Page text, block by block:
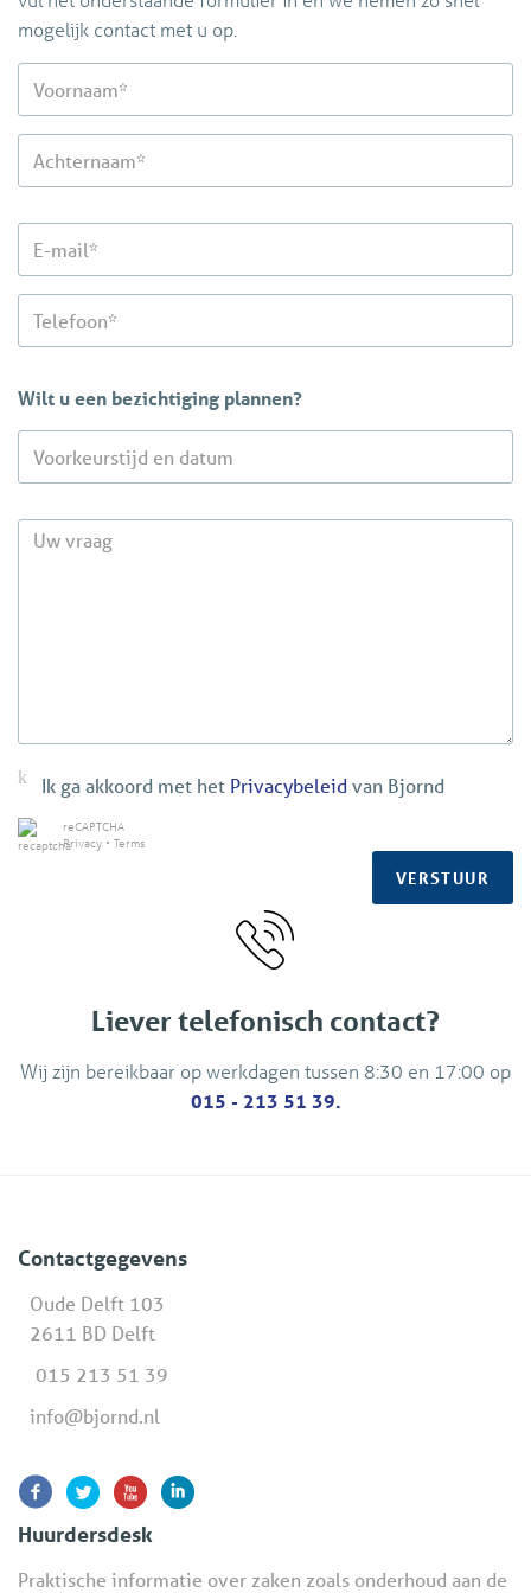
mogelijk contact met u op.
Wilt u een bezichtiging plannen?
Ik ga akkoord met het Privacybeleidvan Bjornd
reCAPTCHA
Privacy • Terms
VERSTUUR
Liever telefonisch contact?
Wij zijn bereikbaar op werkdagen tussen 8:30 en 17:00 op
015 - 213 51 39.
Contactgegevens
Oude Delft 103
2611 BD Delft
015 213 51 39
info@bjornd.nl
Huurdersdesk
Praktische informatie over zaken zoals onderhoud aan de